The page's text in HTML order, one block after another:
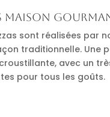
maison
sont réalisées par
traditionnelle. Une
avec un
pour tous les goûts.